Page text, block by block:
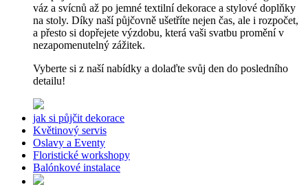
váz a svícnů až po jemné textilní dekorace a stylové doplňky
na stoly. Díky naší půjčovně ušetříte nejen čas, ale i rozpočet,
a přesto si dopřejete výzdobu, která vaši svatbu promění v
nezapomenutelný zážitek.
Vyberte si z naší nabídky a dolaďte svůj den do posledního
detailu!
jak si půjčit dekorace
Květinový servis
Oslavy a Eventy
Floristické workshopy
Balónkové instalace